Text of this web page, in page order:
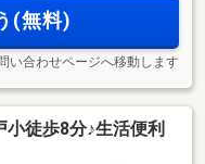
(無料)
い合わせページへ移動します
徒歩8分♪生活便利